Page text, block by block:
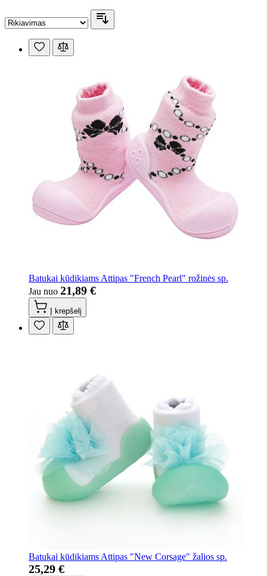
Batukai kūdikiams Attipas "French Pearl" rožinės sp.
Jau nuo 21,89 €
Į krepšelį
Batukai kūdikiams Attipas "New Corsage" žalios sp.
25,29 €